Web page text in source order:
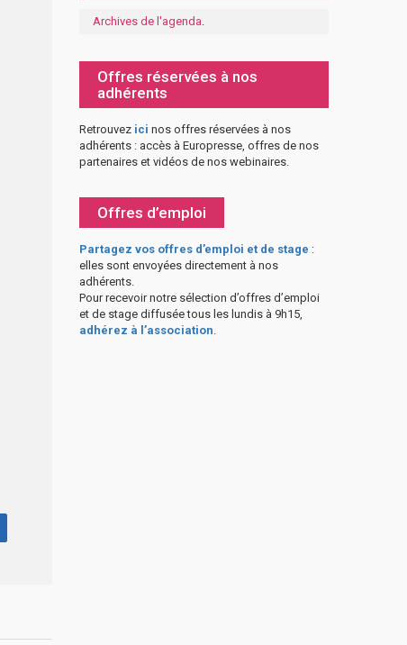
Archives de l'agenda.
Offres réservées à nos
adhérents
Retrouvez ici nos offres réservées à nos
adhérents : accès à Europresse, offres de nos
partenaires et vidéos de nos webinaires.
Offres d’emploi
Partagez vos offres d’emploi et de stage :
elles sont envoyées directement à nos
adhérents.
Pour recevoir notre sélection d’offres d’emploi
et de stage diffusée tous les lundis à 9h15,
adhérez à l’association.